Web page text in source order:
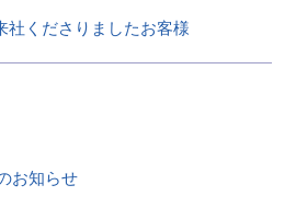
社くださりましたお客様
お知らせ